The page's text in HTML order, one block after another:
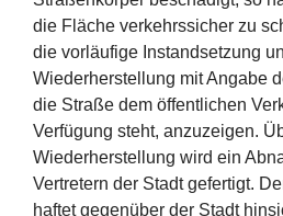
die Fläche verkehrssicher zu
die vorläufige Instandsetzung
Wiederherstellung mit Angabe
die Straße dem öffentlichen
Verfügung steht, anzuzeigen.
Wiederherstellung wird ein
Vertretern der Stadt gefertigt.
haftet gegenüber der Stadt